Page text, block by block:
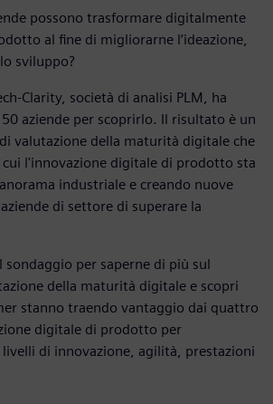
possono trasformare digitalmente
al fine di migliorarne l’ideazione,
sviluppo?
Clarity, società di analisi PLM, ha
aziende per scoprirlo. Il risultato è un
valutazione della maturità digitale che
l'innovazione digitale di prodotto sta
industriale e creando nuove
di settore di superare la
sondaggio per saperne di più sul
della maturità digitale e scopri
stanno traendo vantaggio dai quattro
digitale di prodotto per
di innovazione, agilità, prestazioni